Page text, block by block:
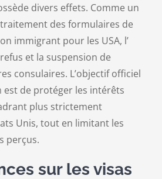
divers effets. Comme un
des formulaires de
immigrant pour les USA, l’
et la suspension de
consulaires. L’objectif officiel
est de protéger les intérêts
plus strictement
Unis, tout en limitant les
perçus.
sur les visas